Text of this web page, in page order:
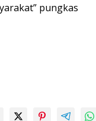
pungkas